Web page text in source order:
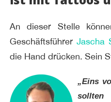
An dieser Stelle
Geschäftsführer Jascha
die Hand drücken. Sein
„Eins